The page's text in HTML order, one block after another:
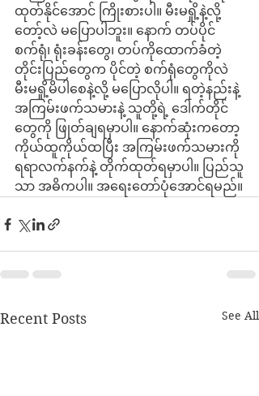
ထုတ်နိုင်အောင် ကြိုးစားပါ။ မီးမရှို့နဲ့လို့
တော့်လဲ မပြောပါဘူး။ နောက် တပ်ပိုင်
စက်ရုံ၊ ရုံးခန်းတွေ၊ တပ်ကိုထောက်ခံတဲ့
တိုင်းပြည်တွေက ပိုင်တဲ့ စက်ရုံတွေကိုလဲ
မီးမရှို့မိပါစေနဲ့လို့ မပြောလိုပါ။ ရတဲ့နည်းနဲ့
အကြမ်းဖက်သမားနဲ့ သူတို့ရဲ့ ဒေါက်တိုင်
တွေကို ဖြုတ်ချရမှာပါ။ နောက်ဆုံးကတော့
ကိုယ်ထူကိုယ်ထပြီး အကြမ်းဖက်သမားကို
ရရာလက်နက်နဲ့ တိုက်ထုတ်ရမှာပါ။ ပြည်သူ
သာ အဓိကပါ။ အရေးတော်ပုံအောင်ရမည်။
Recent Posts See All